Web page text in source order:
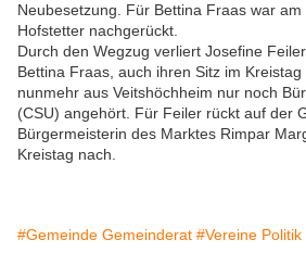
Neubesetzung. Für Bettina Fraas war
Hofstetter nachgerückt.
Durch den Wegzug verliert Josefine
Bettina Fraas, auch ihren Sitz im
nunmehr aus Veitshöchheim nur noch
(CSU) angehört. Für Feiler rückt auf der
Bürgermeisterin des Marktes Rimpar
Kreistag nach.
#Gemeinde Gemeinderat #Vereine Politik